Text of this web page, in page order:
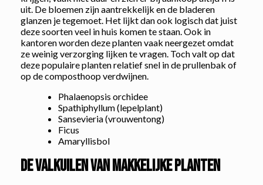
uit. De bloemen zijn aantrekkelijk en de bladeren
glanzen je tegemoet. Het lijkt dan ook logisch dat juist
deze soorten veel in huis komen te staan. Ook in
kantoren worden deze planten vaak neergezet omdat
ze weinig verzorging lijken te vragen. Toch valt op dat
deze populaire planten relatief snel in de prullenbak of
op de composthoop verdwijnen.
Phalaenopsis orchidee
Spathiphyllum (lepelplant)
Sansevieria (vrouwentong)
Ficus
Amaryllisbol
De valkuilen van makkelijke planten